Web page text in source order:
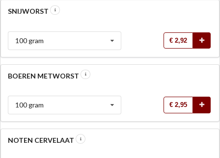
SNIJWORST
100 gram € 2,92
BOEREN METWORST
100 gram € 2,95
NOTEN CERVELAAT